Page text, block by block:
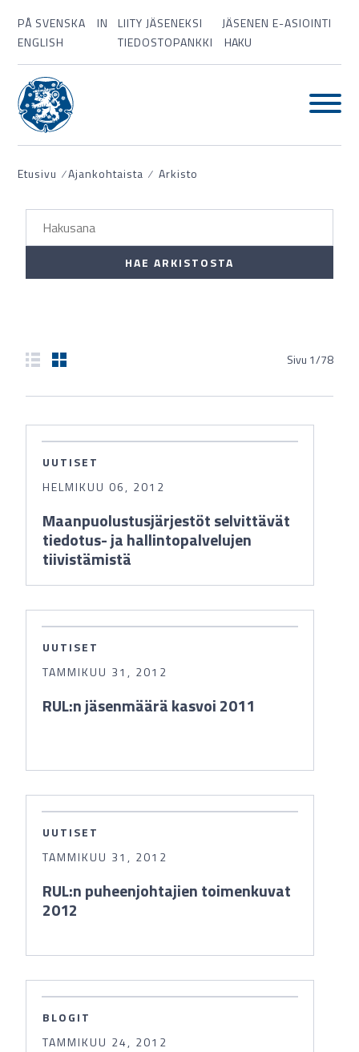
PÅ SVENSKA
IN
ENGLISH
LIITY JÄSENEKSI
JÄSENEN E-ASIOINTI
TIEDOSTOPANKKI
HAKU
Etusivu ⁄Ajankohtaista ⁄ Arkisto
Sivu 1/78
UUTISET
HELMIKUU 06, 2012
Maanpuolustusjärjestöt selvittävät
tiedotus- ja hallintopalvelujen
tiivistämistä
UUTISET
TAMMIKUU 31, 2012
RUL:n jäsenmäärä kasvoi 2011
UUTISET
TAMMIKUU 31, 2012
RUL:n puheenjohtajien toimenkuvat
2012
BLOGIT
TAMMIKUU 24, 2012